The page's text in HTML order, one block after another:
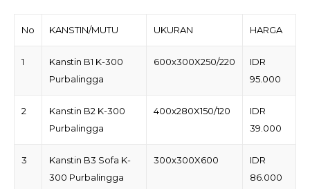
No KANSTIN/MUTU UKURAN HARGA
1
Kanstin B1 K-300
Purbalingga
600x300X250/220
IDR
95.000
2
Kanstin B2 K-300
Purbalingga
400x280X150/120
IDR
39.000
3
Kanstin B3 Sofa K-
300 Purbalingga
300x300X600
IDR
86.000